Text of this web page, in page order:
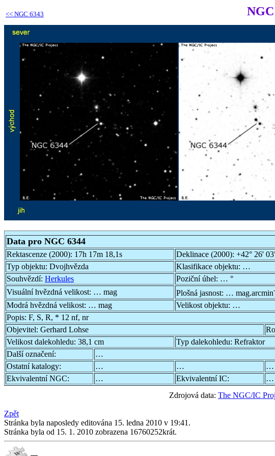
<< NGC 6343
Data pro NGC 6344
Rektascenze (2000): 17h 17m 18,1s Deklinace (2000): +42° 26'
Typ objektu: Dvojhvězda Klasifikace objektu: …
Souhvězdí: Herkules Poziční úhel: … °
Visuální hvězdná velikost: … mag Plošná jasnost: … mag.arcmin
Modrá hvězdná velikost: … mag Velikost objektu: …
Popis: F, S, R, * 12 nf, nr
Objevitel: Gerhard Lohse
Velikost dalekohledu: 38,1 cm Typ dalekohledu: Refraktor
Další označení:
…
Ostatní katalogy:
… …
…
Ekvivalentní NGC:
… Ekvivalentní IC:
…
Zdrojová data: The NGC/IC
Zpět
Stránka byla naposledy editována 15. ledna 2010 v 19:41.
Stránka byla od 15. 1. 2010 zobrazena 16760252krát.